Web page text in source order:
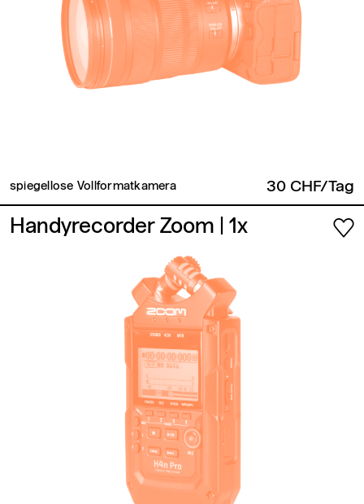
spiegellose Vollformatkamera 30 CHF/Tag
Handyrecorder Zoom | 1x